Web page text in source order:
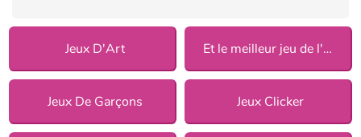
Jeux D'Art Et le meilleur jeu de l'année est 2018
Jeux De Garçons Jeux Clicker